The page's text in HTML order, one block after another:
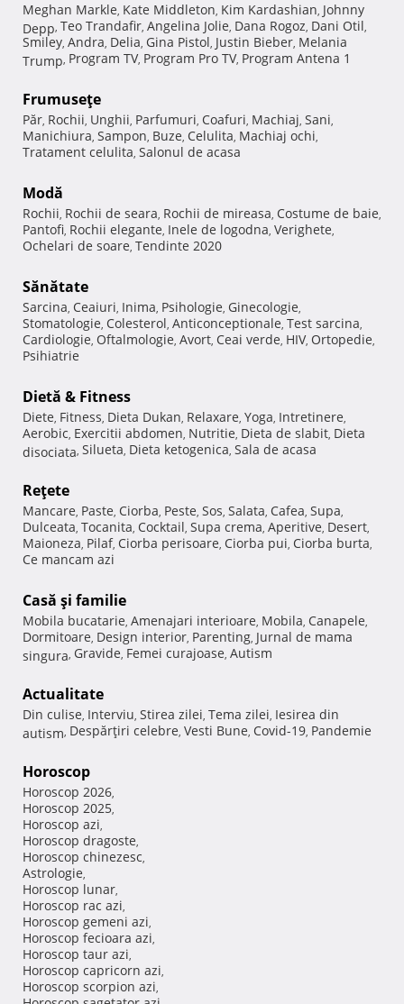
Meghan Markle, Kate Middleton, Kim Kardashian, Johnny
Depp, Teo Trandafir, Angelina Jolie, Dana Rogoz, Dani Otil,
Smiley, Andra, Delia, Gina Pistol, Justin Bieber, Melania
Trump, Program TV, Program Pro TV, Program Antena 1
Frumuseţe
Păr, Rochii, Unghii, Parfumuri, Coafuri, Machiaj, Sani,
Manichiura, Sampon, Buze, Celulita, Machiaj ochi,
Tratament celulita, Salonul de acasa
Modă
Rochii, Rochii de seara, Rochii de mireasa, Costume de baie,
Pantofi, Rochii elegante, Inele de logodna, Verighete,
Ochelari de soare, Tendinte 2020
Sănătate
Sarcina, Ceaiuri, Inima, Psihologie, Ginecologie,
Stomatologie, Colesterol, Anticonceptionale, Test sarcina,
Cardiologie, Oftalmologie, Avort, Ceai verde, HIV, Ortopedie,
Psihiatrie
Dietă & Fitness
Diete, Fitness, Dieta Dukan, Relaxare, Yoga, Intretinere,
Aerobic, Exercitii abdomen, Nutritie, Dieta de slabit, Dieta
disociata, Silueta, Dieta ketogenica, Sala de acasa
Reţete
Mancare, Paste, Ciorba, Peste, Sos, Salata, Cafea, Supa,
Dulceata, Tocanita, Cocktail, Supa crema, Aperitive, Desert,
Maioneza, Pilaf, Ciorba perisoare, Ciorba pui, Ciorba burta,
Ce mancam azi
Casă şi familie
Mobila bucatarie, Amenajari interioare, Mobila, Canapele,
Dormitoare, Design interior, Parenting, Jurnal de mama
singura, Gravide, Femei curajoase, Autism
Actualitate
Din culise, Interviu, Stirea zilei, Tema zilei, Iesirea din
autism, Despărţiri celebre, Vesti Bune, Covid-19, Pandemie
Horoscop
Horoscop 2026,
Horoscop 2025,
Horoscop azi,
Horoscop dragoste,
Horoscop chinezesc,
Astrologie,
Horoscop lunar,
Horoscop rac azi,
Horoscop gemeni azi,
Horoscop fecioara azi,
Horoscop taur azi,
Horoscop capricorn azi,
Horoscop scorpion azi,